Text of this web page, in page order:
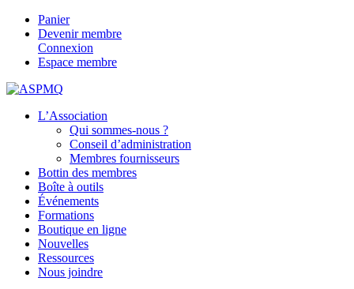
Panier
Devenir membre
Connexion
Espace membre
L’Association
Qui sommes-nous ?
Conseil d’administration
Membres fournisseurs
Bottin des membres
Boîte à outils
Événements
Formations
Boutique en ligne
Nouvelles
Ressources
Nous joindre